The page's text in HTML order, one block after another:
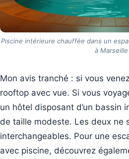
Piscine intérieure chauffée dans un
à Marseille
Mon avis tranché : si vous
rooftop avec vue. Si vous
un hôtel disposant d’un bassin
de taille modeste. Les deux ne
interchangeables. Pour une
avec piscine, découvrez